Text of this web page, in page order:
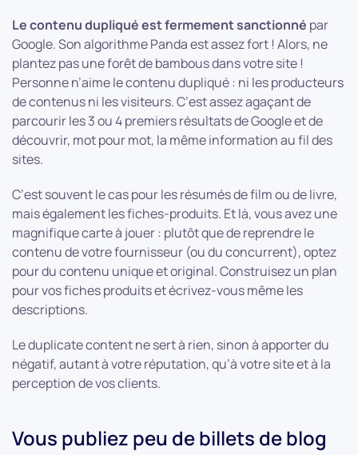
Le contenu dupliqué est fermement sanctionné par
Google. Son algorithme Panda est assez fort ! Alors, ne
plantez pas une forêt de bambous dans votre site !
Personne n’aime le contenu dupliqué : ni les producteurs
de contenus ni les visiteurs. C’est assez agaçant de
parcourir les 3 ou 4 premiers résultats de Google et de
découvrir, mot pour mot, la même information au fil des
sites.
C’est souvent le cas pour les résumés de film ou de livre,
mais également les fiches-produits. Et là, vous avez une
magnifique carte à jouer : plutôt que de reprendre le
contenu de votre fournisseur (ou du concurrent), optez
pour du contenu unique et original. Construisez un plan
pour vos fiches produits et écrivez-vous même les
descriptions.
Le duplicate content ne sert à rien, sinon à apporter du
négatif, autant à votre réputation, qu’à votre site et à la
perception de vos clients.
Vous publiez peu de billets de blog